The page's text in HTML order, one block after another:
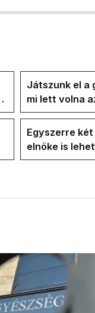
Játszunk el a
mi lett volna
Egyszerre
elnöke is
jövő hétre